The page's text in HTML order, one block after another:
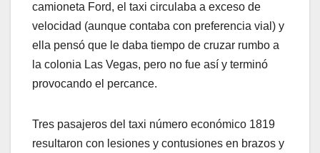
camioneta Ford, el taxi circulaba a exceso de
velocidad (aunque contaba con preferencia vial) y
ella pensó que le daba tiempo de cruzar rumbo a
la colonia Las Vegas, pero no fue así y terminó
provocando el percance.
Tres pasajeros del taxi número económico 1819
resultaron con lesiones y contusiones en brazos y